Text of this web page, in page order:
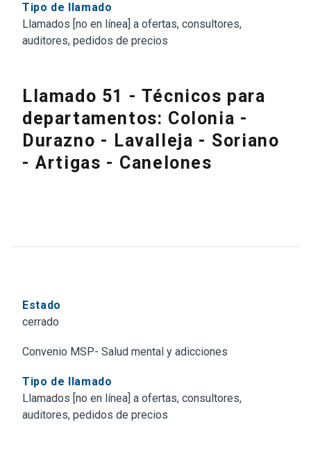
Tipo de llamado
Llamados [no en línea] a ofertas, consultores,
auditores, pedidos de precios
Llamado 51 - Técnicos para
departamentos: Colonia -
Durazno - Lavalleja - Soriano
- Artigas - Canelones
Estado
cerrado
Convenio MSP- Salud mental y adicciones
Tipo de llamado
Llamados [no en línea] a ofertas, consultores,
auditores, pedidos de precios